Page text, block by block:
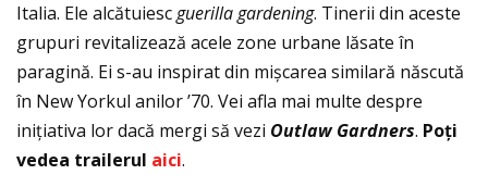
Italia. Ele alcătuiescguerilla gardening. Tinerii din aceste
grupuri revitalizează acele zone urbane lăsate în
paragină. Ei s-au inspirat din mișcarea similară născută
în New Yorkul anilor ’70. Vei afla mai multe despre
iniţiativa lor dacă mergi să vezi Outlaw Gardners. Poţi
vedea trailerul aici.